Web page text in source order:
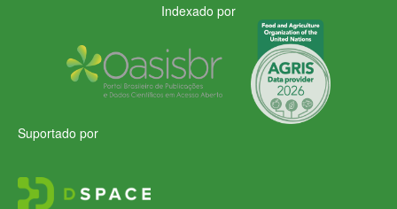
Indexado por
Suportado por